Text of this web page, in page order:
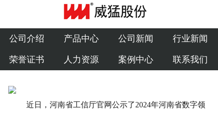
公司介绍
产品中心
公司新闻
公司介绍 产品中心 公司新闻 行业新闻
荣誉证书 人力资源 案例中心 联系我们
近日，河南省工信厅官网公示了2024年河南省数字领